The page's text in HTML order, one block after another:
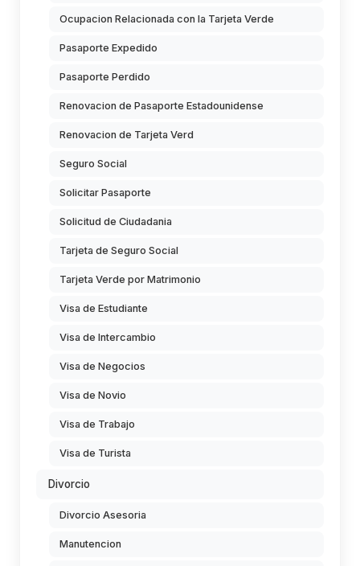
Ocupacion Relacionada con la Tarjeta Verde
Pasaporte Expedido
Pasaporte Perdido
Renovacion de Pasaporte Estadounidense
Renovacion de Tarjeta Verd
Seguro Social
Solicitar Pasaporte
Solicitud de Ciudadania
Tarjeta de Seguro Social
Tarjeta Verde por Matrimonio
Visa de Estudiante
Visa de Intercambio
Visa de Negocios
Visa de Novio
Visa de Trabajo
Visa de Turista
Divorcio
Divorcio Asesoria
Manutencion